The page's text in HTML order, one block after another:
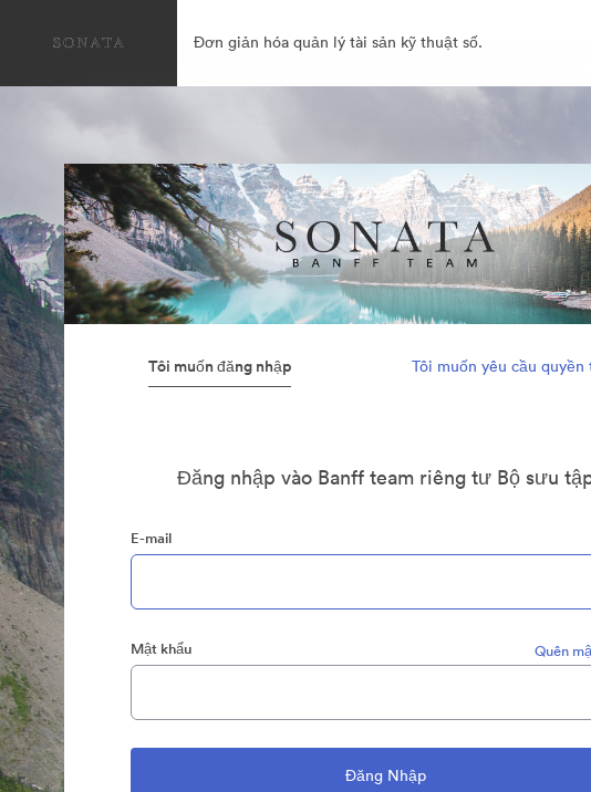
Đơn giản hóa quản lý tài sản kỹ thuật số.
Tôi muốn đăng nhập Tôi muốn yêu cầu quyền
Đăng nhập vào Banff team riêng tư Bộ sưu
E-mail
Mật khẩu Quên